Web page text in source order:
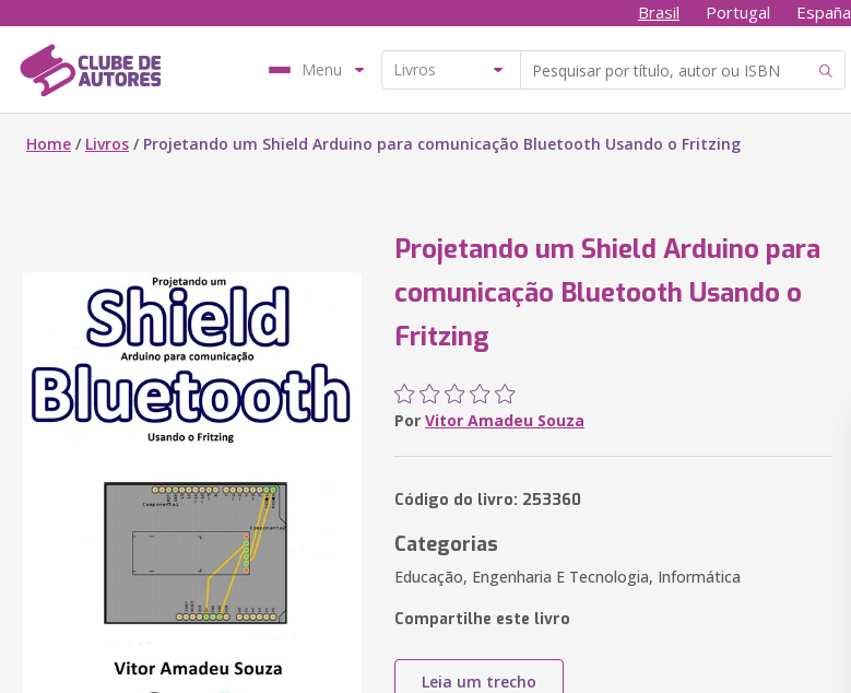
Brasil Portugal España
Menu
Home / Livros / Projetando um Shield Arduino para comunicação Bluetooth Usando o Fritzing
Projetando um Shield Arduino para
comunicação Bluetooth Usando o
Fritzing
Por Vitor Amadeu Souza
Código do livro: 253360
Categorias
Educação, Engenharia E Tecnologia, Informática
Compartilhe este livro
Leia um trecho